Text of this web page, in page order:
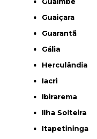
Guaiçara
Guarantã
Gália
Herculândia
Iacri
Ibirarema
Ilha Solteira
Itapetininga